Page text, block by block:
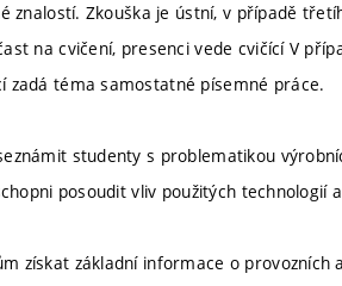
znalostí. Zkouška je ústní, v případě
na cvičení, presenci vede cvičící V
zadá téma samostatné písemné práce.
studenty s problematikou
posoudit vliv použitých
získat základní informace o